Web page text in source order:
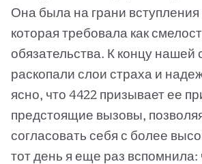
Она была на грани вступления
которая требовала как
обязательства. К концу нашей
раскопали слои страха и
ясно, что 4422 призывает ее
предстоящие вызовы,
согласовать себя с более
тот день я еще раз вспомнила: